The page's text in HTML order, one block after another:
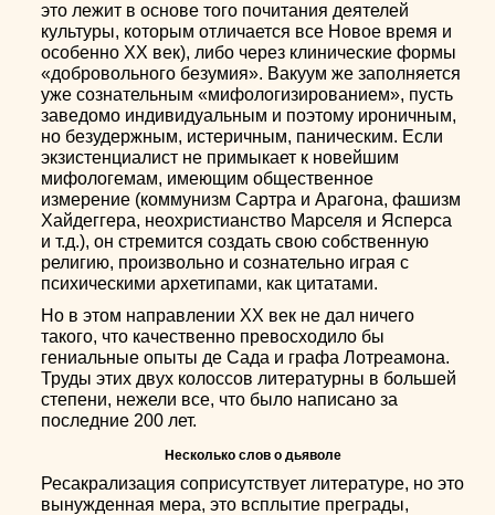
это лежит в основе того почитания деятелей
культуры, которым отличается все Новое время и
особенно ХХ век), либо через клинические формы
«добровольного безумия». Вакуум же заполняется
уже сознательным «мифологизированием», пусть
заведомо индивидуальным и поэтому ироничным,
но безудержным, истеричным, паническим. Если
экзистенциалист не примыкает к новейшим
мифологемам, имеющим общественное
измерение (коммунизм Сартра и Арагона, фашизм
Хайдеггера, неохристианство Марселя и Ясперса
и т.д.), он стремится создать свою собственную
религию, произвольно и сознательно играя с
психическими архетипами, как цитатами.
Но в этом направлении ХХ век не дал ничего
такого, что качественно превосходило бы
гениальные опыты де Сада и графа Лотреамона.
Труды этих двух колоссов литературны в большей
степени, нежели все, что было написано за
последние 200 лет.
Несколько слов о дьяволе
Ресакрализация соприсутствует литературе, но это
вынужденная мера, это всплытие преграды,